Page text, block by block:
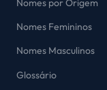
Nomes por Origem
Nomes Femininos
Nomes Masculinos
Glossário